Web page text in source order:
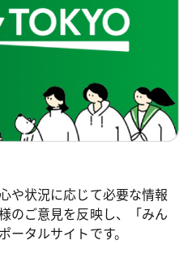
や状況に応じて必要な情報
のご意見を反映し、「みん
ータルサイトです。